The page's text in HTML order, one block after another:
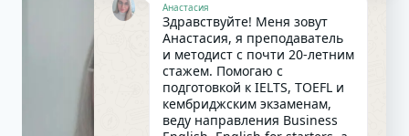
Анастасия
Здравствуйте! Меня зовут
Анастасия, я преподаватель
и методист с почти 20-летним
стажем. Помогаю с
подготовкой к IELTS, TOEFL и
кембриджским экзаменам,
веду направления Business